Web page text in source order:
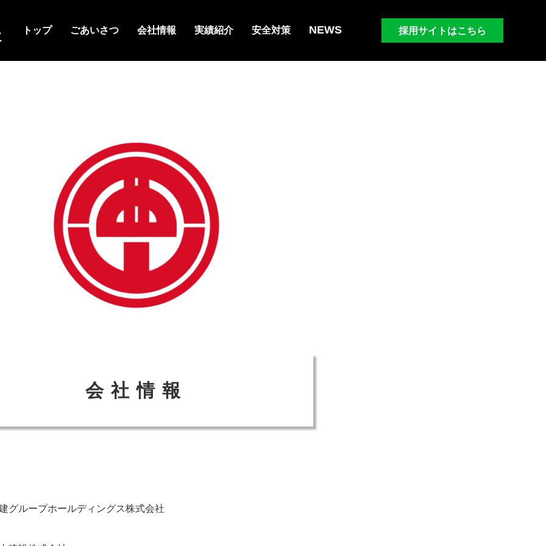
トップ ごあいさつ 会社情報 実績紹介 安全対策 NEWS 採用サイトはこちら
会社情報
グループホールディングス株式会社